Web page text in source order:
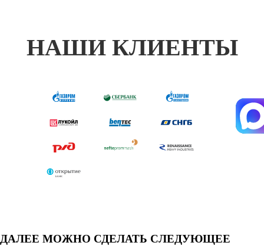
НАШИ КЛИЕНТЫ
ДАЛЕЕ МОЖНО СДЕЛАТЬ СЛЕДУЮЩЕЕ